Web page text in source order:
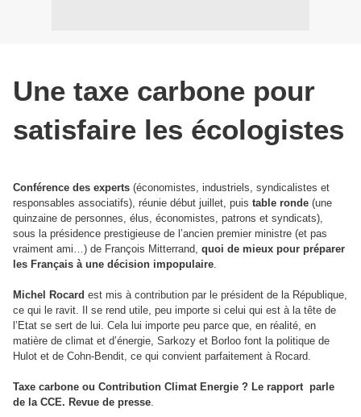
Une taxe carbone pour
satisfaire les écologistes
Conférence des experts (économistes, industriels, syndicalistes et
responsables associatifs), réunie début juillet, puis table ronde (une
quinzaine de personnes, élus, économistes, patrons et syndicats),
sous la présidence prestigieuse de l’ancien premier ministre (et pas
vraiment ami…) de François Mitterrand, quoi de mieux pour préparer
les Français à une décision impopulaire.
Michel Rocard est mis à contribution par le président de la République,
ce qui le ravit. Il se rend utile, peu importe si celui qui est à la tête de
l’Etat se sert de lui. Cela lui importe peu parce que, en réalité, en
matière de climat et d’énergie, Sarkozy et Borloo font la politique de
Hulot et de Cohn-Bendit, ce qui convient parfaitement à Rocard.
Taxe carbone ou Contribution Climat Energie ? Le rapport parle
de la CCE. Revue de presse.